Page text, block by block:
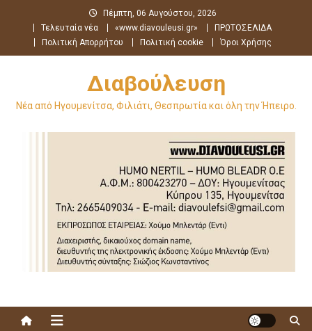
περιεχόμενο
Πέμπτη, 06 Αυγούστου, 2026
Τελευταία νέα
«www.diavouleusi.gr»
ΠΡΩΤΟΣΕΛΙΔΑ
Πολιτική Απορρήτου
Πολιτική cookie Όροι Χρήσης
Διαβούλευση
Νέα από Ηγουμενίτσα, Φιλιάτι, Θεσπρωτία και όλη την Ήπειρο.